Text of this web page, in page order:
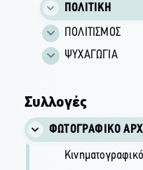
ΠΟΛΙΤΙΚΗ
ΠΟΛΙΤΙΣΜΟΣ
ΨΥΧΑΓΩΓΙΑ
Συλλογές
ΦΩΤΟΓΡΑΦΙΚΌ